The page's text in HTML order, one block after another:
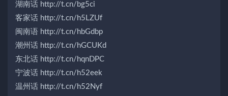
湖南话 http://t.cn/bg5ci
客家话 http://t.cn/h5LZUf
闽南语 http://t.cn/hbGdbp
潮州话 http://t.cn/hGCUKd
东北话 http://t.cn/hqnDPC
宁波话 http://t.cn/h52eek
温州话 http://t.cn/h52Nyf